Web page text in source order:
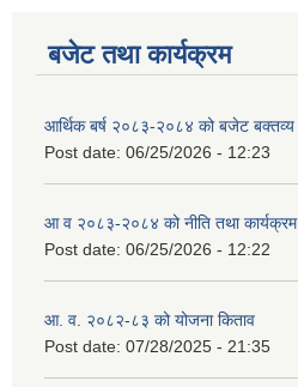
बजेट तथा कार्यक्रम
आर्थिक बर्ष २०८३-२०८४ को बजेट बक्तव्य
Post date: 06/25/2026 - 12:23
आ व २०८३-२०८४ को नीति तथा कार्यक्रम
Post date: 06/25/2026 - 12:22
आ. व. २०८२-८३ को योजना किताव
Post date: 07/28/2025 - 21:35